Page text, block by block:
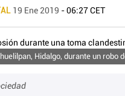
19 Ene 2019 - 06:27 CET
Hidalgo, durante un robo